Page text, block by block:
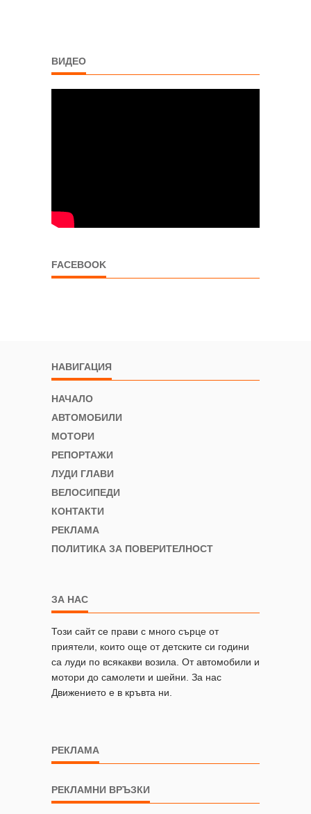
ВИДЕО
FACEBOOK
НАВИГАЦИЯ
НАЧАЛО
АВТОМОБИЛИ
МОТОРИ
РЕПОРТАЖИ
ЛУДИ ГЛАВИ
ВЕЛОСИПЕДИ
КОНТАКТИ
РЕКЛАМА
ПОЛИТИКА ЗА ПОВЕРИТЕЛНОСТ
ЗА НАС
Този сайт се прави с много сърце от
приятели, които още от детските си години
са луди по всякакви возила. От автомобили и
мотори до самолети и шейни. За нас
Движението е в кръвта ни.
РЕКЛАМА
РЕКЛАМНИ ВРЪЗКИ